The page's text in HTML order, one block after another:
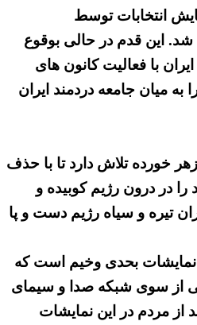
انتخابات توسط
شد. این قدم در حالی بوقوع
با فعالیت کانون های
میان جامعه دردمند ایران
خورده تلاش دارد تا با حذف
را در درون رژیم کوبیده و
تیره و سیاه رژیم دست و پا
نمایشات بحدی وخیم است که
از سوی شبکه صدا و سیمای
بیش از ۸۲ درصد از مردم در این نمایشات